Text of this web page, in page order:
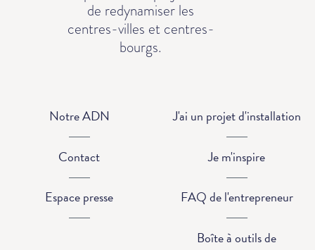
de redynamiser les
centres-villes et centres-
bourgs.
Notre ADN
Contact
Espace presse
J'ai un projet d'installation
Je m'inspire
FAQ de l'entrepreneur
Boîte à outils de